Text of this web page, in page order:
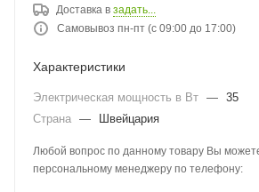
Доставка в задать...
Самовывоз пн-пт (с 09:00 до 17:00)
Характеристики
Электрическая мощность в Вт — 35
Страна — Швейцария
Любой вопрос по данному товару Вы
персональному менеджеру по телефону: